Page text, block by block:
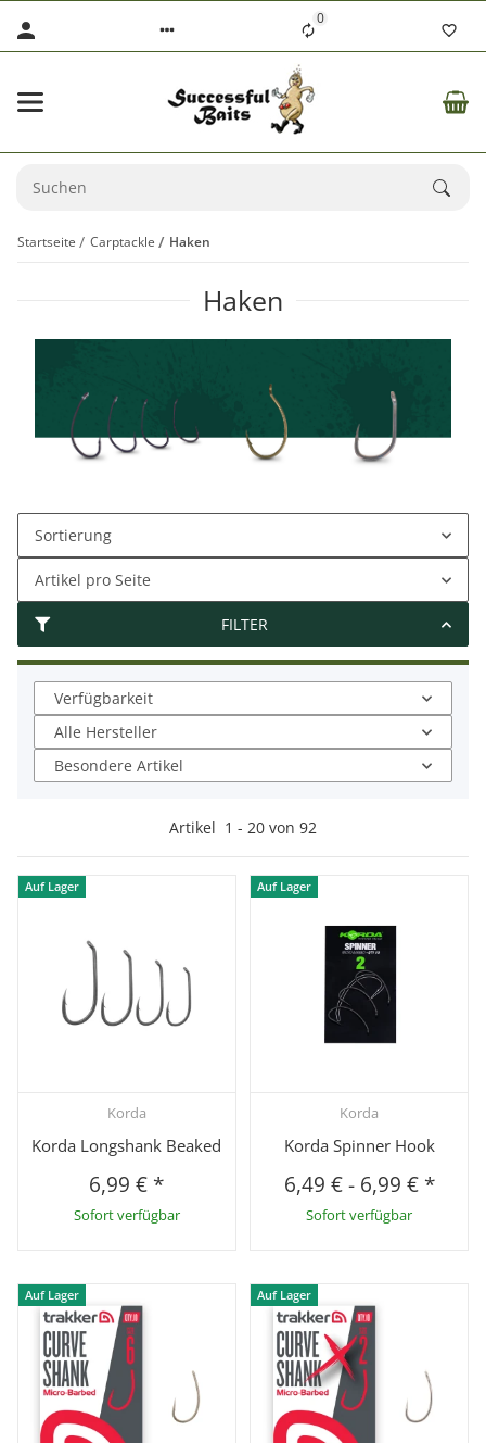
0
Startseite Carptackle Haken
Haken
FILTER
Sortierung
Artikel pro Seite
Verfügbarkeit
Alle Hersteller
Besondere Artikel
Artikel 1 - 20 von 92
Auf Lager
Korda
Korda Longshank Beaked
6,99 € *
Sofort verfügbar
Auf Lager
Korda
Korda Spinner Hook
6,49 €- 6,99 € *
Sofort verfügbar
Auf Lager Auf Lager